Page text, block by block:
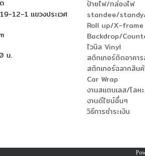
12-1 แขวงประเวศ
น.
ป้ายไฟ/กล่องไฟ
standee/
Roll up/X-frame
Backdrop/
ไวนิล Vinyl
สติกเกอร์ติดอาคา
สติกเกอร์ฉลากสินค้
Car Wrap
งานสแตนเลส/โลหะ
งานดีไซน์อื่นๆ
วิธีการชำระเงิน